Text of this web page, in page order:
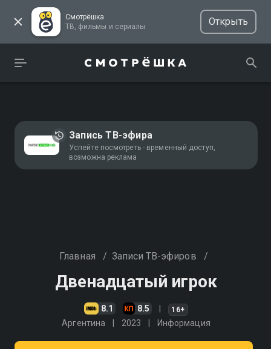
Смотрёшка
ТВ, фильмы и сериалы
Открыть
Запись ТВ-эфира
Успейте посмотреть - временный доступ,
возможна реклама
Главная / Записи ТВ-эфиров /
Двенадцатый игрок
8.1 8.5 16+
Аргентина 2023 Информация